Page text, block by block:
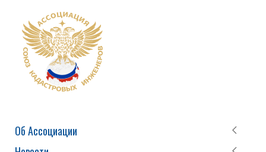
Об Ассоциации